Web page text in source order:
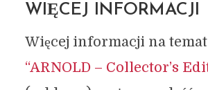
WIĘCEJ INFORMACJI
Więcej informacji na
“ARNOLD – Collector’s